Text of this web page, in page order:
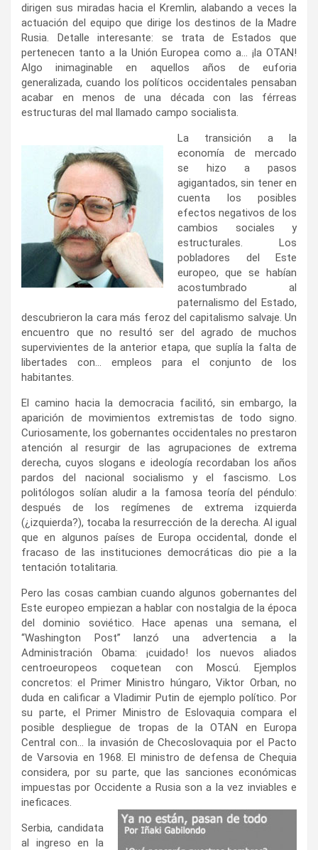
dirigen sus miradas hacia el Kremlin, alabando a veces la
actuación del equipo que dirige los destinos de la Madre
Rusia. Detalle interesante: se trata de Estados que
pertenecen tanto a la Unión Europea como a… ¡la OTAN!
Algo inimaginable en aquellos años de euforia
generalizada, cuando los políticos occidentales pensaban
acabar en menos de una década con las férreas
estructuras del mal llamado campo socialista.
La transición a la
economía de mercado
se hizo a pasos
agigantados, sin tener en
cuenta los posibles
efectos negativos de los
cambios sociales y
estructurales. Los
pobladores del Este
europeo, que se habían
acostumbrado al
paternalismo del Estado,
descubrieron la cara más feroz del capitalismo salvaje. Un
encuentro que no resultó ser del agrado de muchos
supervivientes de la anterior etapa, que suplía la falta de
libertades con… empleos para el conjunto de los
habitantes.
El camino hacia la democracia facilitó, sin embargo, la
aparición de movimientos extremistas de todo signo.
Curiosamente, los gobernantes occidentales no prestaron
atención al resurgir de las agrupaciones de extrema
derecha, cuyos slogans e ideología recordaban los años
pardos del nacional socialismo y el fascismo. Los
politólogos solían aludir a la famosa teoría del péndulo:
después de los regímenes de extrema izquierda
(¿izquierda?), tocaba la resurrección de la derecha. Al igual
que en algunos países de Europa occidental, donde el
fracaso de las instituciones democráticas dio pie a la
tentación totalitaria.
Pero las cosas cambian cuando algunos gobernantes del
Este europeo empiezan a hablar con nostalgia de la época
del dominio soviético. Hace apenas una semana, el
“Washington Post” lanzó una advertencia a la
Administración Obama: ¡cuidado! los nuevos aliados
centroeuropeos coquetean con Moscú. Ejemplos
concretos: el Primer Ministro húngaro, Viktor Orban, no
duda en calificar a Vladimir Putin de ejemplo político. Por
su parte, el Primer Ministro de Eslovaquia compara el
posible despliegue de tropas de la OTAN en Europa
Central con… la invasión de Checoslovaquia por el Pacto
de Varsovia en 1968. El ministro de defensa de Chequia
considera, por su parte, que las sanciones económicas
impuestas por Occidente a Rusia son a la vez inviables e
ineficaces.
Serbia, candidata
al ingreso en la